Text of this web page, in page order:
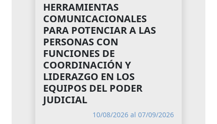
HERRAMIENTAS
COMUNICACIONALES
PARA POTENCIAR A LAS
PERSONAS CON
FUNCIONES DE
COORDINACIÓN Y
LIDERAZGO EN LOS
EQUIPOS DEL PODER
JUDICIAL
10/08/2026 al 07/09/2026